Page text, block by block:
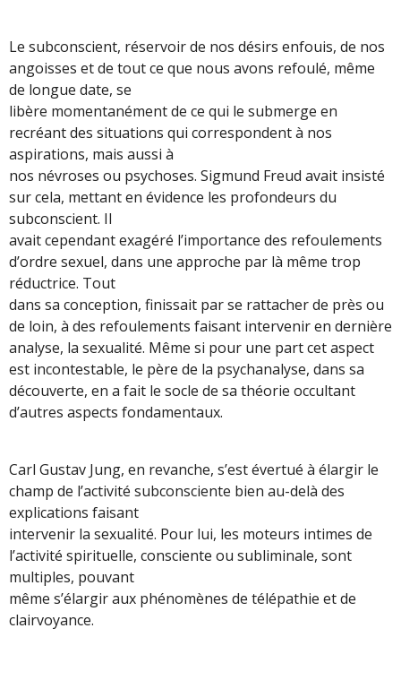
Le subconscient, réservoir de nos désirs enfouis, de nos
angoisses et de tout ce que nous avons refoulé, même
de longue date, se
libère momentanément de ce qui le submerge en
recréant des situations qui correspondent à nos
aspirations, mais aussi à
nos névroses ou psychoses. Sigmund Freud avait insisté
sur cela, mettant en évidence les profondeurs du
subconscient. Il
avait cependant exagéré l’importance des refoulements
d’ordre sexuel, dans une approche par là même trop
réductrice. Tout
dans sa conception, finissait par se rattacher de près ou
de loin, à des refoulements faisant intervenir en dernière
analyse, la sexualité. Même si pour une part cet aspect
est incontestable, le père de la psychanalyse, dans sa
découverte, en a fait le socle de sa théorie occultant
d’autres aspects fondamentaux.
Carl Gustav Jung, en revanche, s’est évertué à élargir le
champ de l’activité subconsciente bien au-delà des
explications faisant
intervenir la sexualité. Pour lui, les moteurs intimes de
l’activité spirituelle, consciente ou subliminale, sont
multiples, pouvant
même s’élargir aux phénomènes de télépathie et de
clairvoyance.